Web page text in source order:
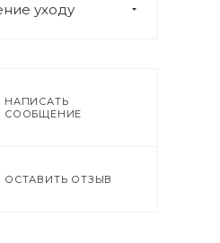
уходу
НАПИСАТЬ
СООБЩЕНИЕ
ОСТАВИТЬ ОТЗЫВ